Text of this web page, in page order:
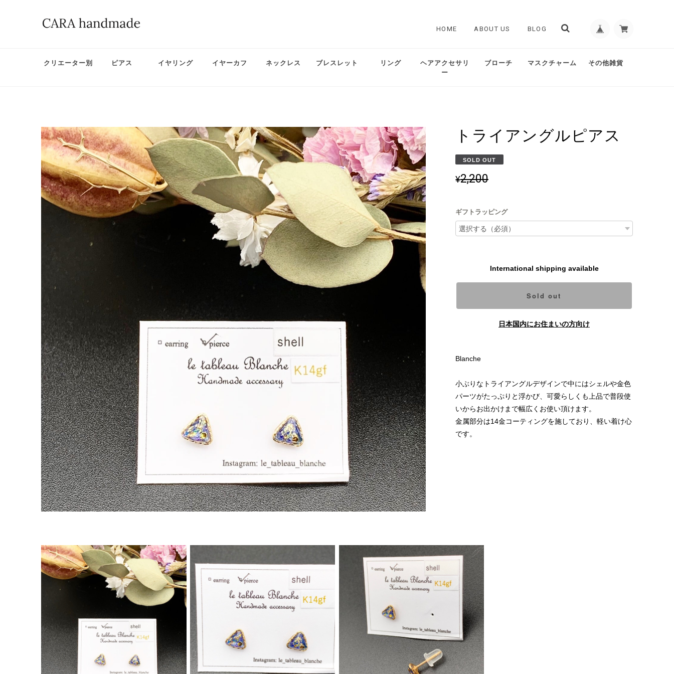
HOME ABOUT US BLOG
クリエーター別 ピアス イヤリング イヤーカフ ネックレス ブレスレット リング
ヘアアクセサリ
ー
ブローチ マスクチャーム その他雑貨
トライアングルピアス
SOLD OUT
¥2,200
ギフトラッピング
International shipping available
Sold out
日本国内にお住まいの方向け
Blanche
小ぶりなトライアングルデザインで中にはシェルや金色
パーツがたっぷりと浮かび、可愛らしくも上品で普段使
いからお出かけまで幅広くお使い頂けます。
金属部分は14金コーティングを施しており、軽い着け心
です。